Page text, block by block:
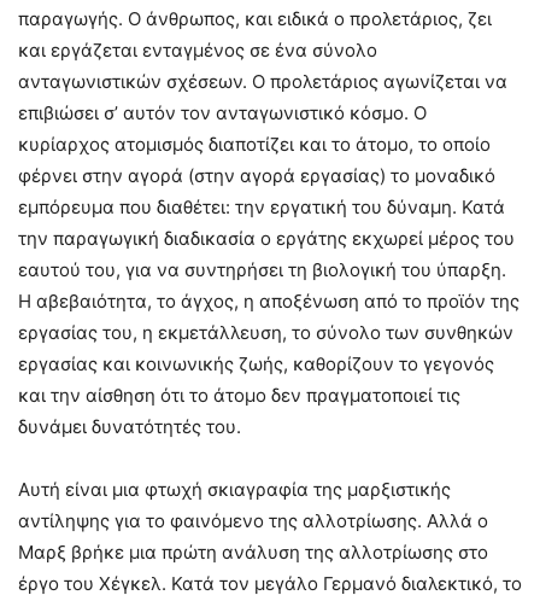
παραγωγής. Ο άνθρωπος, και ειδικά ο προλετάριος, ζει
και εργάζεται ενταγμένος σε ένα σύνολο
ανταγωνιστικών σχέσεων. Ο προλετάριος αγωνίζεται να
επιβιώσει σ’ αυτόν τον ανταγωνιστικό κόσμο. Ο
κυρίαρχος ατομισμός διαποτίζει και το άτομο, το οποίο
φέρνει στην αγορά (στην αγορά εργασίας) το μοναδικό
εμπόρευμα που διαθέτει: την εργατική του δύναμη. Κατά
την παραγωγική διαδικασία ο εργάτης εκχωρεί μέρος του
εαυτού του, για να συντηρήσει τη βιολογική του ύπαρξη.
Η αβεβαιότητα, το άγχος, η αποξένωση από το προϊόν της
εργασίας του, η εκμετάλλευση, το σύνολο των συνθηκών
εργασίας και κοινωνικής ζωής, καθορίζουν το γεγονός
και την αίσθηση ότι το άτομο δεν πραγματοποιεί τις
δυνάμει δυνατότητές του.
Αυτή είναι μια φτωχή σκιαγραφία της μαρξιστικής
αντίληψης για το φαινόμενο της αλλοτρίωσης. Αλλά ο
Μαρξ βρήκε μια πρώτη ανάλυση της αλλοτρίωσης στο
έργο του Χέγκελ. Κατά τον μεγάλο Γερμανό διαλεκτικό, το